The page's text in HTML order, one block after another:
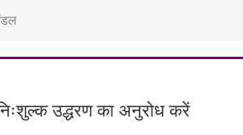
उद्धरण का अनुरोध करें